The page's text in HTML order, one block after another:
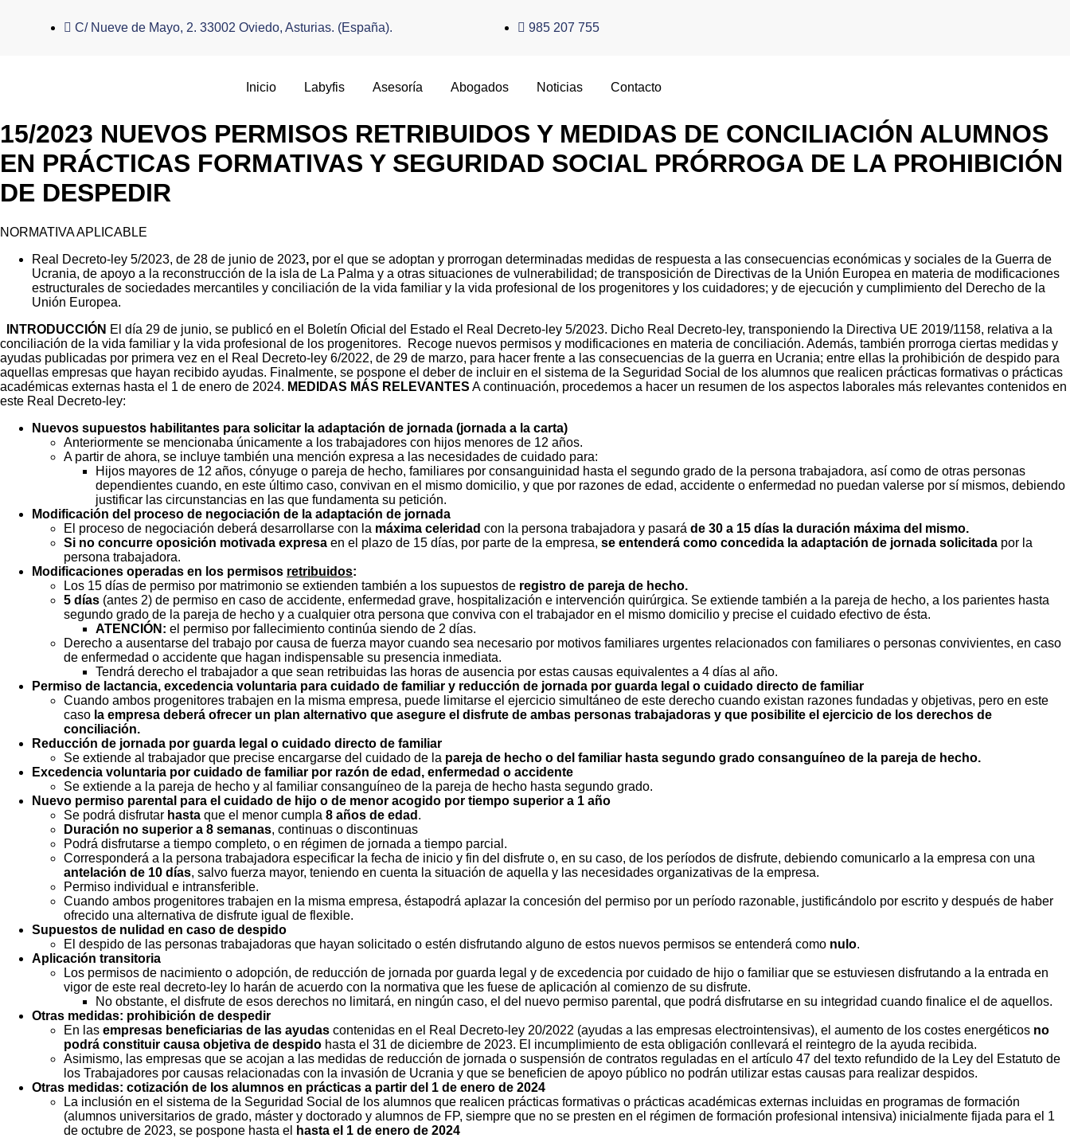
C/ Nueve de Mayo, 2. 33002 Oviedo, Asturias. (España). 985 207 755
Inicio Labyfis Asesoría Abogados Noticias Contacto
15/2023 NUEVOS PERMISOS RETRIBUIDOS Y MEDIDAS DE CONCILIACIÓN ALUMNOS
EN PRÁCTICAS FORMATIVAS Y SEGURIDAD SOCIAL PRÓRROGA DE LA PROHIBICIÓN
DE DESPEDIR
NORMATIVA APLICABLE
Real Decreto-ley 5/2023, de 28 de junio de 2023, por el que se adoptan y prorrogan determinadas medidas de respuesta a las consecuencias económicas y sociales de la Guerra de
Ucrania, de apoyo a la reconstrucción de la isla de La Palma y a otras situaciones de vulnerabilidad; de transposición de Directivas de la Unión Europea en materia de modificaciones
estructurales de sociedades mercantiles y conciliación de la vida familiar y la vida profesional de los progenitores y los cuidadores; y de ejecución y cumplimiento del Derecho de la
Unión Europea.
INTRODUCCIÓN El día 29 de junio, se publicó en el Boletín Oficial del Estado el Real Decreto-ley 5/2023. Dicho Real Decreto-ley, transponiendo la Directiva UE 2019/1158, relativa a la
conciliación de la vida familiar y la vida profesional de los progenitores. Recoge nuevos permisos y modificaciones en materia de conciliación. Además, también prorroga ciertas medidas y
ayudas publicadas por primera vez en el Real Decreto-ley 6/2022, de 29 de marzo, para hacer frente a las consecuencias de la guerra en Ucrania; entre ellas la prohibición de despido para
aquellas empresas que hayan recibido ayudas. Finalmente, se pospone el deber de incluir en el sistema de la Seguridad Social de los alumnos que realicen prácticas formativas o prácticas
académicas externas hasta el 1 de enero de 2024. MEDIDAS MÁS RELEVANTES A continuación, procedemos a hacer un resumen de los aspectos laborales más relevantes contenidos en
este Real Decreto-ley:
Nuevos supuestos habilitantes para solicitar la adaptación de jornada (jornada a la carta)
Anteriormente se mencionaba únicamente a los trabajadores con hijos menores de 12 años.
A partir de ahora, se incluye también una mención expresa a las necesidades de cuidado para:
Hijos mayores de 12 años, cónyuge o pareja de hecho, familiares por consanguinidad hasta el segundo grado de la persona trabajadora, así como de otras personas
dependientes cuando, en este último caso, convivan en el mismo domicilio, y que por razones de edad, accidente o enfermedad no puedan valerse por sí mismos, debiendo
justificar las circunstancias en las que fundamenta su petición.
Modificación del proceso de negociación de la adaptación de jornada
El proceso de negociación deberá desarrollarse con la máxima celeridad con la persona trabajadora y pasará de 30 a 15 días la duración máxima del mismo.
Si no concurre oposición motivada expresa en el plazo de 15 días, por parte de la empresa, se entenderá como concedida la adaptación de jornada solicitada por la
persona trabajadora.
Modificaciones operadas en los permisos retribuidos:
Los 15 días de permiso por matrimonio se extienden también a los supuestos de registro de pareja de hecho.
5 días (antes 2) de permiso en caso de accidente, enfermedad grave, hospitalización e intervención quirúrgica. Se extiende también a la pareja de hecho, a los parientes hasta
segundo grado de la pareja de hecho y a cualquier otra persona que conviva con el trabajador en el mismo domicilio y precise el cuidado efectivo de ésta.
ATENCIÓN: el permiso por fallecimiento continúa siendo de 2 días.
Derecho a ausentarse del trabajo por causa de fuerza mayor cuando sea necesario por motivos familiares urgentes relacionados con familiares o personas convivientes, en caso
de enfermedad o accidente que hagan indispensable su presencia inmediata.
Tendrá derecho el trabajador a que sean retribuidas las horas de ausencia por estas causas equivalentes a 4 días al año.
Permiso de lactancia, excedencia voluntaria para cuidado de familiar y reducción de jornada por guarda legal o cuidado directo de familiar
Cuando ambos progenitores trabajen en la misma empresa, puede limitarse el ejercicio simultáneo de este derecho cuando existan razones fundadas y objetivas, pero en este
caso la empresa deberá ofrecer un plan alternativo que asegure el disfrute de ambas personas trabajadoras y que posibilite el ejercicio de los derechos de
conciliación.
Reducción de jornada por guarda legal o cuidado directo de familiar
Se extiende al trabajador que precise encargarse del cuidado de la pareja de hecho o del familiar hasta segundo grado consanguíneo de la pareja de hecho.
Excedencia voluntaria por cuidado de familiar por razón de edad, enfermedad o accidente
Se extiende a la pareja de hecho y al familiar consanguíneo de la pareja de hecho hasta segundo grado.
Nuevo permiso parental para el cuidado de hijo o de menor acogido por tiempo superior a 1 año
Se podrá disfrutar hasta que el menor cumpla 8 años de edad .
Duración no superior a 8 semanas, continuas o discontinuas
Podrá disfrutarse a tiempo completo, o en régimen de jornada a tiempo parcial.
Corresponderá a la persona trabajadora especificar la fecha de inicio y fin del disfrute o, en su caso, de los períodos de disfrute, debiendo comunicarlo a la empresa con una
antelación de 10 días, salvo fuerza mayor, teniendo en cuenta la situación de aquella y las necesidades organizativas de la empresa.
Permiso individual e intransferible.
Cuando ambos progenitores trabajen en la misma empresa, éstapodrá aplazar la concesión del permiso por un período razonable, justificándolo por escrito y después de haber
ofrecido una alternativa de disfrute igual de flexible.
Supuestos de nulidad en caso de despido
El despido de las personas trabajadoras que hayan solicitado o estén disfrutando alguno de estos nuevos permisos se entenderá como nulo.
Aplicación transitoria
Los permisos de nacimiento o adopción, de reducción de jornada por guarda legal y de excedencia por cuidado de hijo o familiar que se estuviesen disfrutando a la entrada en
vigor de este real decreto-ley lo harán de acuerdo con la normativa que les fuese de aplicación al comienzo de su disfrute.
No obstante, el disfrute de esos derechos no limitará, en ningún caso, el del nuevo permiso parental, que podrá disfrutarse en su integridad cuando finalice el de aquellos.
Otras medidas: prohibición de despedir
En las empresas beneficiarias de las ayudas contenidas en el Real Decreto-ley 20/2022 (ayudas a las empresas electrointensivas), el aumento de los costes energéticos no
podrá constituir causa objetiva de despido hasta el 31 de diciembre de 2023. El incumplimiento de esta obligación conllevará el reintegro de la ayuda recibida.
Asimismo, las empresas que se acojan a las medidas de reducción de jornada o suspensión de contratos reguladas en el artículo 47 del texto refundido de la Ley del Estatuto de
los Trabajadores por causas relacionadas con la invasión de Ucrania y que se beneficien de apoyo público no podrán utilizar estas causas para realizar despidos.
Otras medidas: cotización de los alumnos en prácticas a partir del 1 de enero de 2024
La inclusión en el sistema de la Seguridad Social de los alumnos que realicen prácticas formativas o prácticas académicas externas incluidas en programas de formación
(alumnos universitarios de grado, máster y doctorado y alumnos de FP, siempre que no se presten en el régimen de formación profesional intensiva) inicialmente fijada para el 1
de octubre de 2023, se pospone hasta el
hasta el 1 de enero de 2024